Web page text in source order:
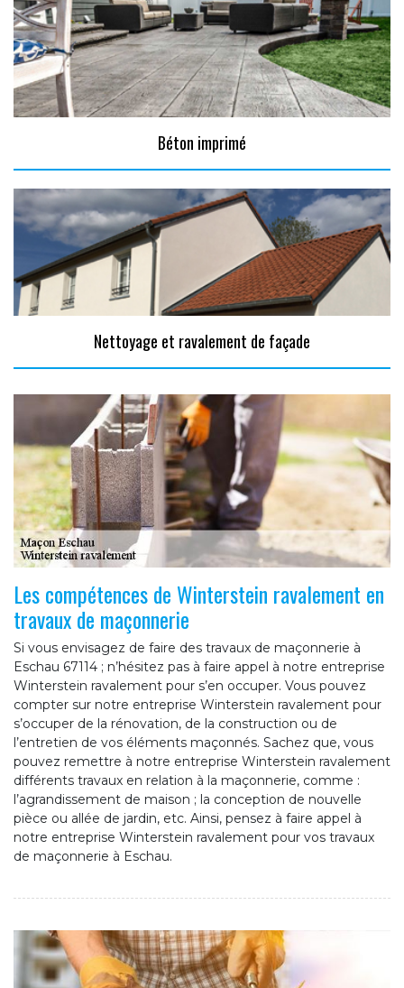
Béton imprimé
Nettoyage et ravalement de façade
Les compétences de Winterstein ravalement en
travaux de maçonnerie
Si vous envisagez de faire des travaux de maçonnerie à
Eschau 67114 ; n’hésitez pas à faire appel à notre entreprise
Winterstein ravalement pour s’en occuper. Vous pouvez
compter sur notre entreprise Winterstein ravalement pour
s’occuper de la rénovation, de la construction ou de
l’entretien de vos éléments maçonnés. Sachez que, vous
pouvez remettre à notre entreprise Winterstein ravalement
différents travaux en relation à la maçonnerie, comme :
l’agrandissement de maison ; la conception de nouvelle
pièce ou allée de jardin, etc. Ainsi, pensez à faire appel à
notre entreprise Winterstein ravalement pour vos travaux
de maçonnerie à Eschau.